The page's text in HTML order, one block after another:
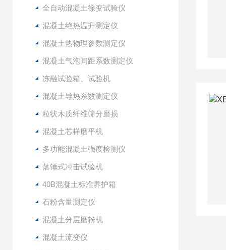
全自动混凝土徐变试验仪
混凝土绝热温升测定仪
混凝土热物理参数测定仪
混凝土气泡间距系数测定仪
冻融试验箱、试验机
混凝土导热系数测定仪
粒状木质纤维筛分磨损
混凝土芯样磨平机
多功能混凝土强度检测仪
落锤式冲击试验机
40B混凝土标准养护箱
石粉含量测定仪
混凝土分层磨粉机
混凝土流变仪